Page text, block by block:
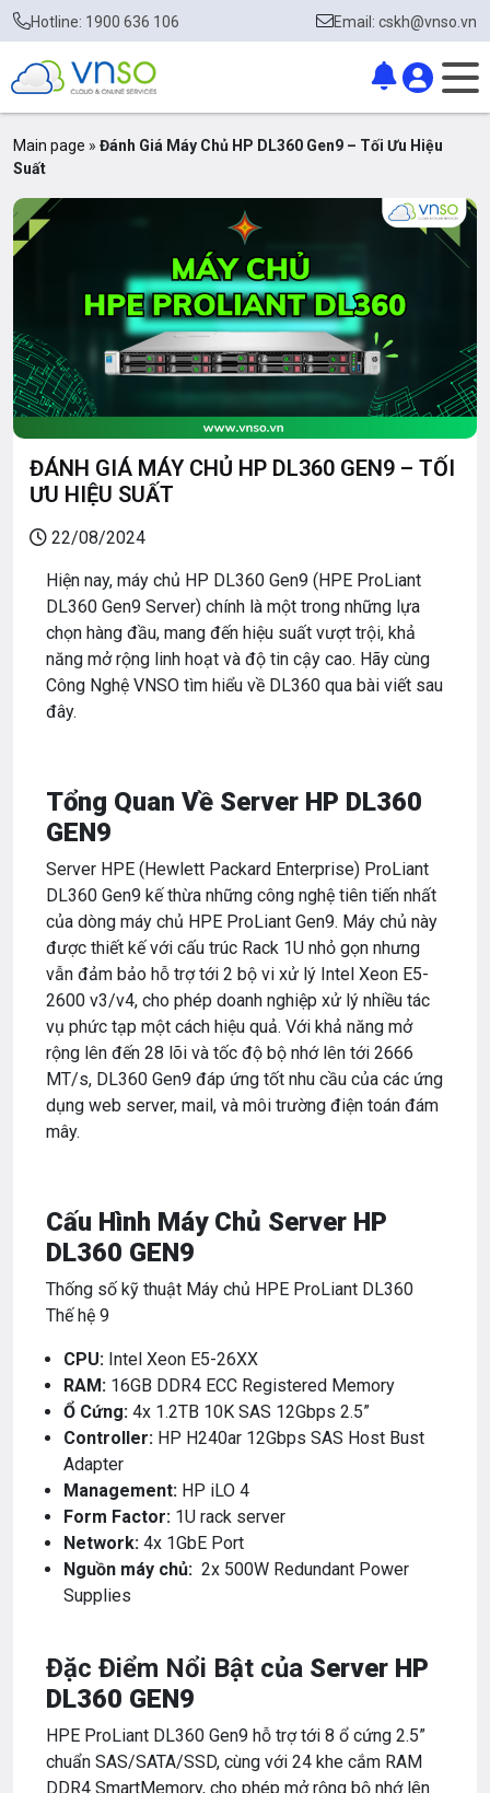
Hotline: 1900 636 106 Email: cskh@vnso.vn
Main page » Đánh Giá Máy Chủ HP DL360 Gen9 – Tối Ưu Hiệu
Suất
ĐÁNH GIÁ MÁY CHỦ HP DL360 GEN9 – TỐI
ƯU HIỆU SUẤT
22/08/2024
Hiện nay, máy chủ HP DL360 Gen9 (HPE ProLiant
DL360 Gen9 Server) chính là một trong những lựa
chọn hàng đầu, mang đến hiệu suất vượt trội, khả
năng mở rộng linh hoạt và độ tin cậy cao. Hãy cùng
Công Nghệ VNSO tìm hiểu về DL360 qua bài viết sau
đây.
Tổng Quan Về Server HP DL360
GEN9
Server HPE (Hewlett Packard Enterprise) ProLiant
DL360 Gen9 kế thừa những công nghệ tiên tiến nhất
của dòng máy chủ HPE ProLiant Gen9. Máy chủ này
được thiết kế với cấu trúc Rack 1U nhỏ gọn nhưng
vẫn đảm bảo hỗ trợ tới 2 bộ vi xử lý Intel Xeon E5-
2600 v3/v4, cho phép doanh nghiệp xử lý nhiều tác
vụ phức tạp một cách hiệu quả. Với khả năng mở
rộng lên đến 28 lõi và tốc độ bộ nhớ lên tới 2666
MT/s, DL360 Gen9 đáp ứng tốt nhu cầu của các ứng
dụng web server, mail, và môi trường điện toán đám
mây.
Cấu Hình Máy Chủ Server HP
DL360 GEN9
Thống số kỹ thuật Máy chủ HPE ProLiant DL360
Thế hệ 9
CPU: Intel Xeon E5-26XX
RAM: 16GB DDR4 ECC Registered Memory
Ổ Cứng: 4x 1.2TB 10K SAS 12Gbps 2.5”
Controller: HP H240ar 12Gbps SAS Host Bust
Adapter
Management: HP iLO 4
Form Factor: 1U rack server
Network: 4x 1GbE Port
Nguồn máy chủ: 2x 500W Redundant Power
Supplies
Đặc Điểm Nổi Bật của Server HP
DL360 GEN9
HPE ProLiant DL360 Gen9 hỗ trợ tới 8 ổ cứng 2.5”
chuẩn SAS/SATA/SSD, cùng với 24 khe cắm RAM
DDR4 SmartMemory, cho phép mở rộng bộ nhớ lên